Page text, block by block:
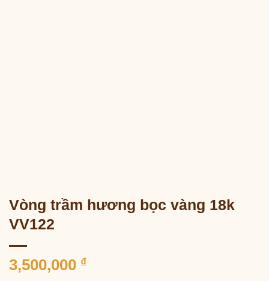
Vòng trầm hương bọc vàng 18k
VV122
3,500,000 ₫